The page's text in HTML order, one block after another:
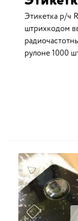
Этикетка р/ч
штрихкодом
рулоне 1000